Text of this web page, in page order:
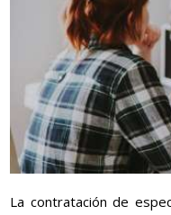
La contratación de